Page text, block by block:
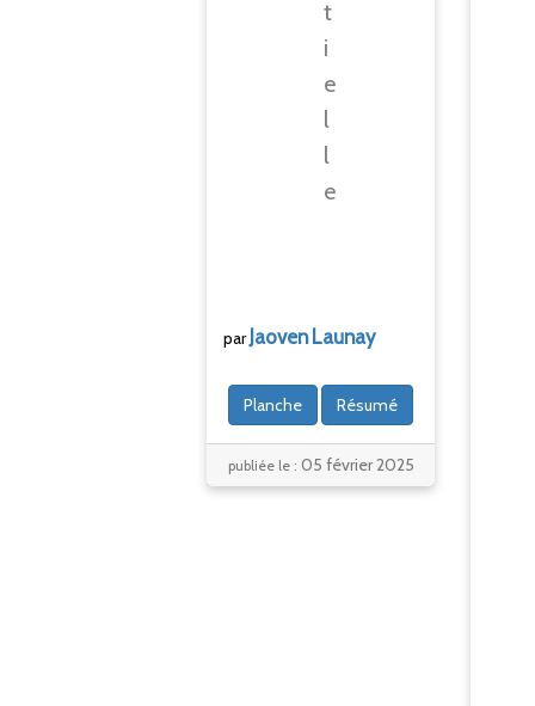
t
i
e
l
l
e
parJaoven Launay
Planche Résumé
publiée le : 05 février 2025